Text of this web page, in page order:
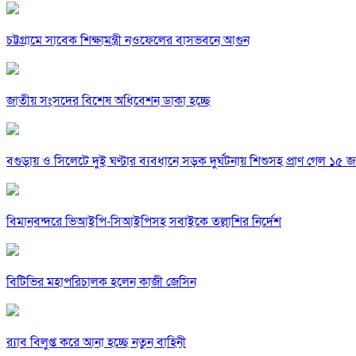
চট্টগ্রামে সাবেক শিক্ষামন্ত্রী নওফেলের বাসভবনে আগুন
জাতীয় সংসদের বিশেষ অধিবেশন ডাকা হচ্ছে
বগুড়ায় ও সিলেটে দুই ঘণ্টার ব্যবধানে সড়ক দুর্ঘটনায় শিশুসহ প্রাণ গেল ১৫
বিমানবন্দরে ভিআইপি-সিআইপিসহ সবাইকে তল্লাশির নির্দেশ
বিটিভির মহাপরিচালক হলেন কাজী জেসিন
র‍্যাব বিলুপ্ত করে আনা হচ্ছে নতুন বাহিনী